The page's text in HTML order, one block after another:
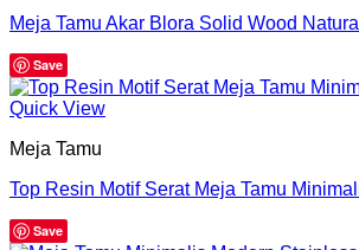
Meja Tamu Akar Blora Solid Wood
Save
Quick View
Meja Tamu
Top Resin Motif Serat Meja Tamu
Save